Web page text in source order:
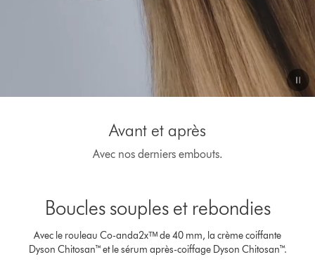
Avant et après
Avec nos derniers embouts.
Boucles souples et rebondies
Avec le rouleau Co-anda2xᵀᴹ de 40 mm, la crème coiffante
Dyson Chitosan™ et le sérum après-coiffage Dyson Chitosan™.